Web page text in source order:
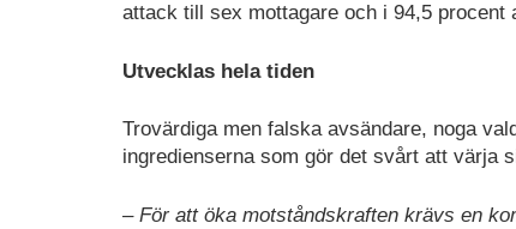
attack till sex mottagare och i 94,5 procent
Utvecklas hela tiden
Trovärdiga men falska avsändare, noga
ingredienserna som gör det svårt att värja
– För att öka motståndskraften krävs en